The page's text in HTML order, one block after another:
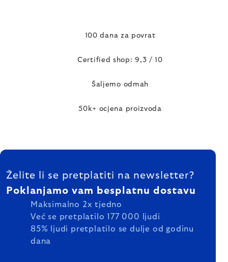
100 dana za povrat
Certified shop: 9,3 / 10
Šaljemo odmah
50k+ ocjena proizvoda
FOOTER
Želite li se pretplatiti na newsletter?
Poklanjamo vam besplatnu dostavu
Maksimalno 2x tjedno
Već se pretplatilo 177 000 ljudi
85% ljudi pretplatilo se dulje od godinu
dana